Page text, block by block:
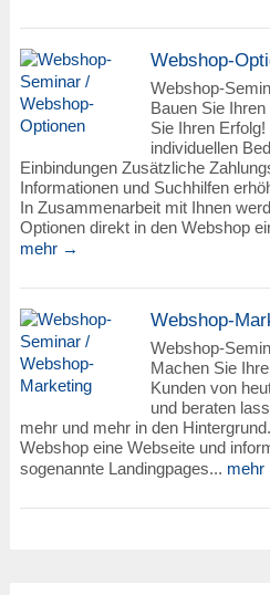
Webshop-
Webshop-
Bauen Sie
Sie Ihren
individuellen
Einbindungen Zusätzliche
Informationen und Suchhilfen
In Zusammenarbeit mit Ihnen
Optionen direkt in den Webshop
mehr →
Webshop-
Webshop-
Machen Sie
Kunden von
und beraten
mehr und mehr in den
Webshop eine Webseite und
sogenannte Landingpages...